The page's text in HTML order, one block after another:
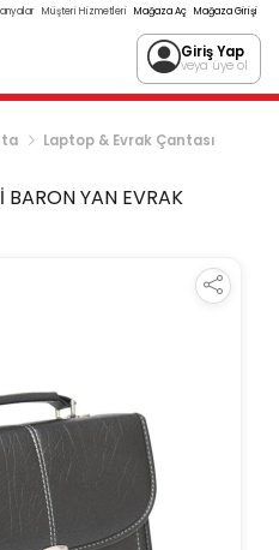
Müşteri Hizmetleri Mağaza Aç Mağaza Girişi
Giriş Yap
veya üye ol
Laptop & Evrak Çantası
BARON YAN EVRAK